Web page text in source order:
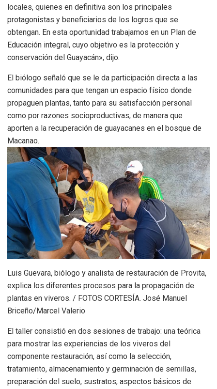
locales, quienes en definitiva son los principales
protagonistas y beneficiarios de los logros que se
obtengan. En esta oportunidad trabajamos en un Plan de
Educación integral, cuyo objetivo es la protección y
conservación del Guayacán», dijo.
El biólogo señaló que se le da participación directa a las
comunidades para que tengan un espacio físico donde
propaguen plantas, tanto para su satisfacción personal
como por razones socioproductivas, de manera que
aporten a la recuperación de guayacanes en el bosque de
Macanao.
Luis Guevara, biólogo y analista de restauración de Provita,
explica los diferentes procesos para la propagación de
plantas en viveros. / FOTOS CORTESÍA. José Manuel
Briceño/Marcel Valerio
El taller consistió en dos sesiones de trabajo: una teórica
para mostrar las experiencias de los viveros del
componente restauración, así como la selección,
tratamiento, almacenamiento y germinación de semillas,
preparación del suelo, sustratos, aspectos básicos de